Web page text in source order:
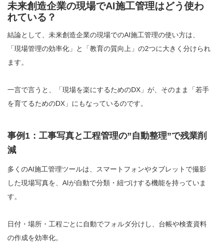
未来創造企業の現場でAI施工管理はどう使わ
れている？
結論として、未来創造企業の現場でのAI施工管理の使い方は、
「現場管理の効率化」と「教育の質向上」の2つに大きく分けられ
ます。
一言で言うと、「現場を楽にするためのDX」が、そのまま「若手
を育てるためのDX」にもなっているのです。
事例1：工事写真と工程管理の”自動整理”で残業削
減
多くのAI施工管理ツールは、スマートフォンやタブレットで撮影
した現場写真を、AIが自動で分類・紐づけする機能を持っていま
す。
日付・場所・工程ごとに自動でフォルダ分けし、台帳や検査資料
の作成を効率化。